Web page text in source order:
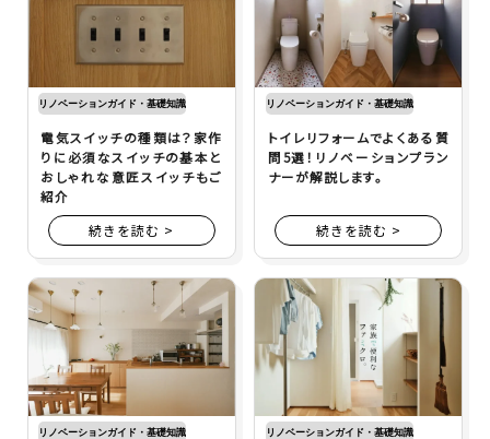
リノベーションガイド・基礎知識
電気スイッチの種類は？家作
りに必須なスイッチの基本と
おしゃれな意匠スイッチもご
紹介
続きを読む >
リノベーションガイド・基礎知識
トイレリフォームでよくある質
問5選！リノベーションプラン
ナーが解説します。
続きを読む >
リノベーションガイド・基礎知識 リノベーションガイド・基礎知識